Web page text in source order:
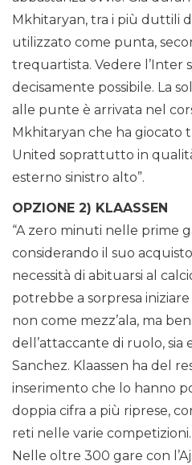
Mkhitaryan, tra i più duttili
utilizzato come punta,
trequartista. Vedere l’Inter
decisamente possibile. La
alle punte è arrivata nel
Mkhitaryan che ha giocato
United soprattutto in
esterno sinistro alto”.
OPZIONE 2) KLAASSEN
“A zero minuti nelle prime
considerando il suo
necessità di abituarsi al
potrebbe a sorpresa
non come mezz’ala, ma
dell’attaccante di ruolo, sia
Sanchez. Klaassen ha del
inserimento che lo hanno
doppia cifra a più riprese,
reti nelle varie competizioni.
Nelle oltre 300 gare con